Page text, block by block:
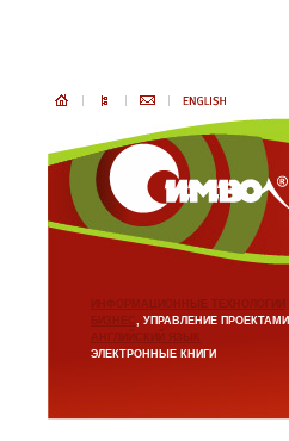
ИНФОРМАЦИОННЫЕ ТЕХНОЛОГИИ
БИЗНЕС, УПРАВЛЕНИЕ ПРОЕКТАМИ
АНГЛИЙСКИЙ ЯЗЫК
ЭЛЕКТРОННЫЕ КНИГИ